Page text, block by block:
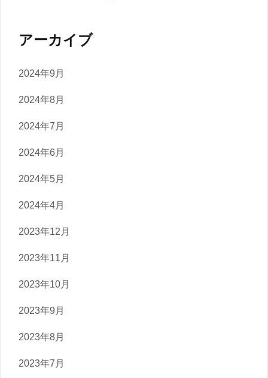
アーカイブ
2024年9月
2024年8月
2024年7月
2024年6月
2024年5月
2024年4月
2023年12月
2023年11月
2023年10月
2023年9月
2023年8月
2023年7月